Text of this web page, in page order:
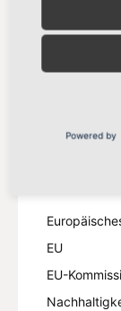
Beliebte
EU
EU-
Powered by